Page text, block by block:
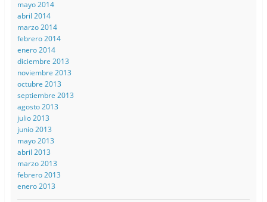
mayo 2014
abril 2014
marzo 2014
febrero 2014
enero 2014
diciembre 2013
noviembre 2013
octubre 2013
septiembre 2013
agosto 2013
julio 2013
junio 2013
mayo 2013
abril 2013
marzo 2013
febrero 2013
enero 2013